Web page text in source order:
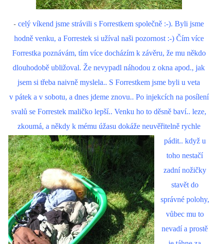
- celý víkend jsme strávili s Forrestkem společně :-). Byli jsme
hodně venku, a Forrestek si užíval naši pozornost :-) Čím více
Forrestka poznávám, tím více docházím k závěru, že mu někdo
dlouhodobě ubližoval. Že nevypadl náhodou z okna apod., jak
jsem si třeba naivně myslela.. S Forrestkem jsme byli u veta
v pátek a v sobotu, a dnes jdeme znovu.. Po injekcích na posílení
svalů se Forrestek maličko lepší.. Venku ho to děsně baví.. leze,
zkoumá, a někdy k mému úžasu dokáže neuvěřitelně rychle
pádit.. když u
toho nestačí
zadní nožičky
stavět do
správné polohy,
vůbec mu to
nevadí a prostě